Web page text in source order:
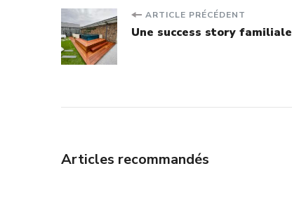
Navigation
d'article
ARTICLE PRÉCÉDENT
Une success story familiale
Articles recommandés